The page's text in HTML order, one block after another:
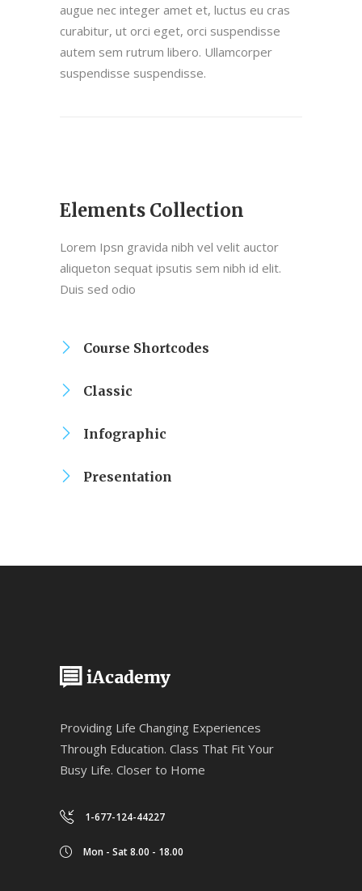
augue nec integer amet et, luctus eu cras
curabitur, ut orci eget, orci suspendisse
autem sem rutrum libero. Ullamcorper
suspendisse suspendisse.
Elements Collection
Lorem Ipsn gravida nibh vel velit auctor
aliqueton sequat ipsutis sem nibh id elit.
Duis sed odio
Course Shortcodes
Classic
Infographic
Presentation
Providing Life Changing Experiences
Through Education. Class That Fit Your
Busy Life. Closer to Home
1-677-124-44227
Mon - Sat 8.00 - 18.00